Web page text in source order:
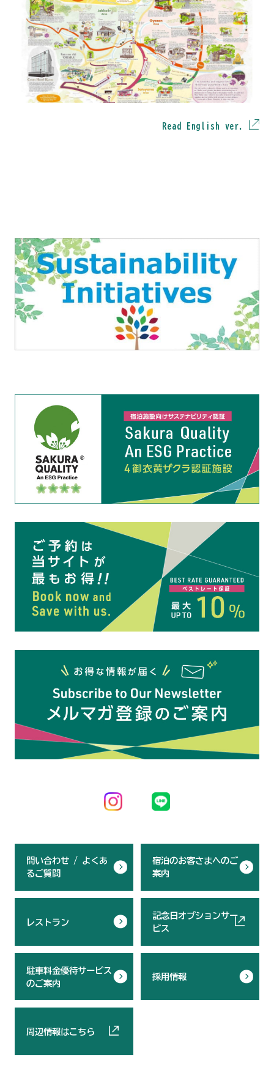
Read English ver.
問い合わせ / よくあ
るご質問
宿泊のお客さまへのご
案内
レストラン
記念日オプションサー
ビス
駐車料金優待サービス
のご案内
採用情報
周辺情報はこちら